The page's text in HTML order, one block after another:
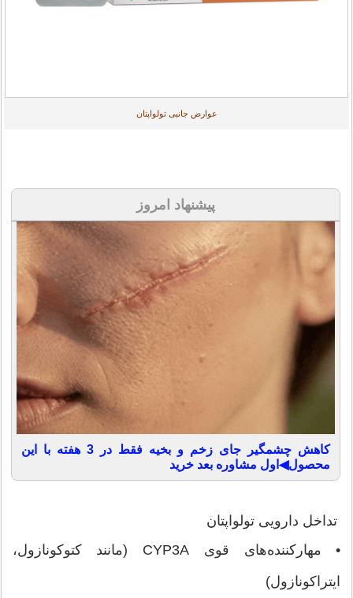
عوارض جانبی تولواپتان
پیشنهاد امروز
کاهش چشمگیر جای زخم و بخیه فقط در 3 هفته با این
محصول◀اول مشاوره بعد خرید
تداخل دارویی تولواپتان
• مهارکننده‌های قوی CYP3A (مانند کتوکونازول،
ایتراکونازول)